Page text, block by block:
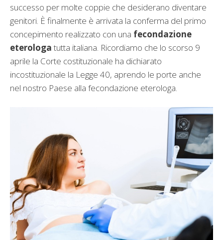
successo per molte coppie che desiderano diventare
genitori. È finalmente è arrivata la conferma del primo
concepimento realizzato con una fecondazione
eterologatutta italiana. Ricordiamo che lo scorso 9
aprile la Corte costituzionale ha dichiarato
incostituzionale la Legge 40, aprendo le porte anche
nel nostro Paese alla fecondazione eterologa.